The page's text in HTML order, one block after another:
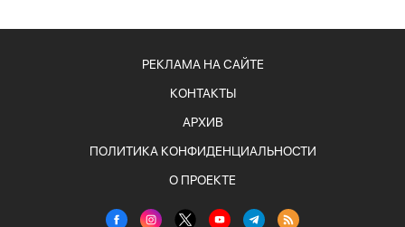
РЕКЛАМА НА САЙТЕ
КОНТАКТЫ
АРХИВ
ПОЛИТИКА КОНФИДЕНЦИАЛЬНОСТИ
О ПРОЕКТЕ